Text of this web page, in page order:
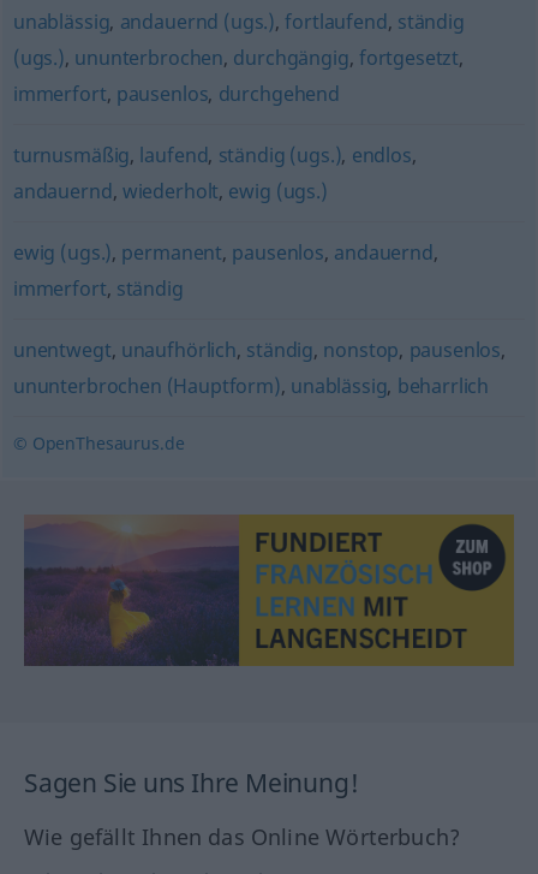
unablässig, andauernd (ugs.),fortlaufend, ständig
(ugs.), ununterbrochen, durchgängig, fortgesetzt,
immerfort, pausenlos, durchgehend
turnusmäßig, laufend, ständig (ugs.), endlos,
andauernd, wiederholt, ewig (ugs.)
ewig (ugs.), permanent, pausenlos, andauernd,
immerfort, ständig
unentwegt, unaufhörlich, ständig, nonstop, pausenlos,
ununterbrochen (Hauptform), unablässig, beharrlich
© OpenThesaurus.de
Sagen Sie uns Ihre Meinung!
Wie gefällt Ihnen das Online Wörterbuch?